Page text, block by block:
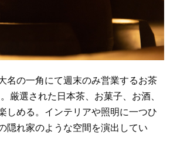
名の一角にて週末のみ営業するお茶
厳選された日本茶、お菓子、お酒、
しめる。インテリアや照明に一つひ
隠れ家のような空間を演出してい